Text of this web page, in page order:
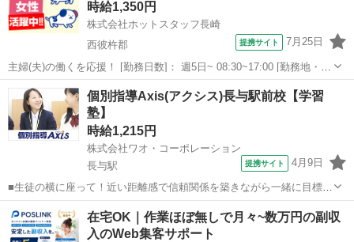
て、おむつ介助もあります...
時給1,350円
株式会社ホットスタッフ長崎
西彼杵郡
提携サイト 7月25日
主婦(夫)の働くを応援！ [勤務日数]： 週5日~ 08:30~17:00 [勤務地・最
寄駅]： 長崎県西彼杵郡時津町 株式会社ホットスタッフ長崎 高田(長崎
県)駅自動車10分 [職種名]：検品 [求人概要]： 高...
長崎 西彼杵郡 仕分け
個別指導Axis(アクシス)長与駅前校【学習
塾】
時給1,215円
株式会社ワオ・コーポレーション
長与駅
提携サイト 4月9日
■生徒の横に座って！近い距離感で信頼関係を築きながら一緒に目標を
目指しましょう 小学生、中学生、高校生（既卒を含む）への学習指導
をお任せします。基本的には先生1名に対し生徒2名を担当。オリジナ
ルのプリント教材やテキストを使っ...
長崎 西彼杵郡 長与駅 塾講師
在宅OK｜作業ほぼ無しで月々~数万円の副収
入のWeb集客サポート